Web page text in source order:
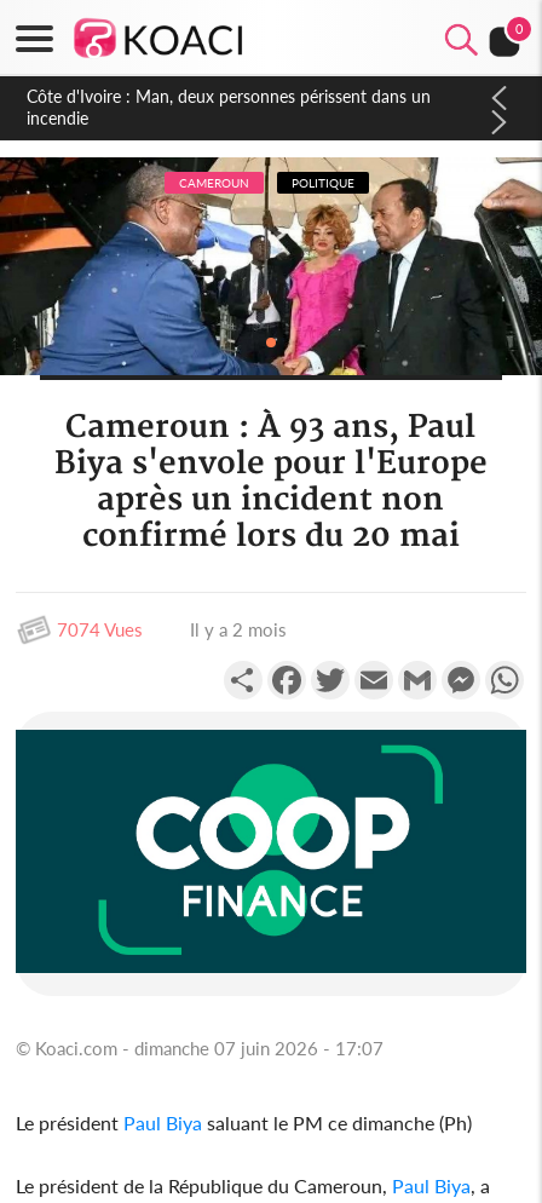
0
Côte d'Ivoire : Séileu, la célébration de la fête nationale
transformée en vaste campagne contre les produits
dépigmentants dangereux
CAMEROUN POLITIQUE
Cameroun : À 93 ans, Paul
Biya s'envole pour l'Europe
après un incident non
confirmé lors du 20 mai
7074 Vues Il y a 2 mois
PartagerFacebookTwitterEmail Gmail
© Koaci.com - dimanche 07 juin 2026 - 17:07
Le président Paul Biya saluant le PM ce dimanche (Ph)
Le président de la République du Cameroun, Paul Biya , a